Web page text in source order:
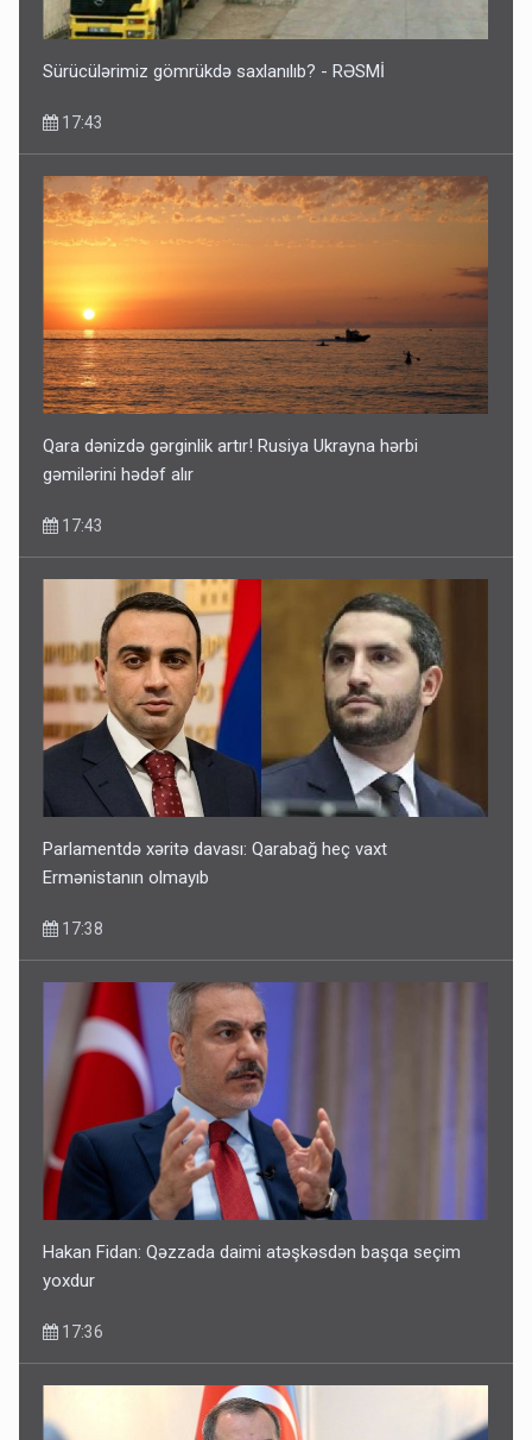
Sürücülərimiz gömrükdə saxlanılıb? - RƏSMİ
17:43
Qara dənizdə gərginlik artır! Rusiya Ukrayna hərbi
gəmilərini hədəf alır
17:43
Parlamentdə xəritə davası: Qarabağ heç vaxt
Ermənistanın olmayıb
17:38
Hakan Fidan: Qəzzada daimi atəşkəsdən başqa seçim
yoxdur
17:36